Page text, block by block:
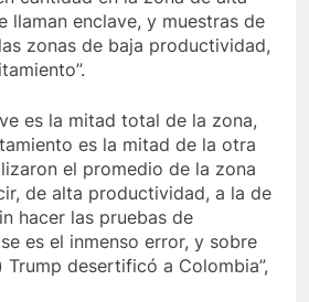
llaman enclave, y muestras de
zonas de baja productividad,
es la mitad total de la zona,
es la mitad de la otra
el promedio de la zona
de alta productividad, a la de
hacer las pruebas de
es el inmenso error, y sobre
desertificó a Colombia”,